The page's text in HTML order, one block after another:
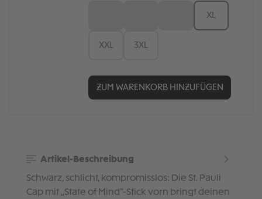
XL
XXL 3XL
ZUM WARENKORB HINZUFÜGEN
Artikel-Beschreibung
Schwarz, schlicht, kompromisslos: Die St. Pauli
Cap mit „State of Mind“-Stick vorn bringt deinen